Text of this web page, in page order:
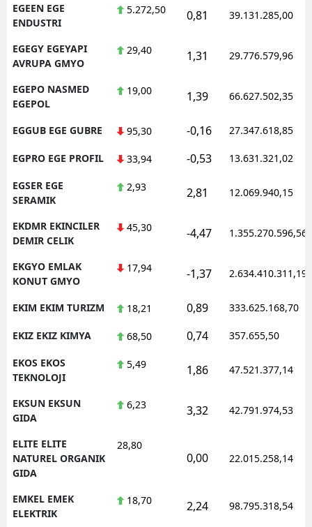
EGEEN EGE
ENDUSTRI
5.272,50 0,81 39.131.285,00
EGEGY EGEYAPI
AVRUPA GMYO
29,40 1,31 29.776.579,96
EGEPO NASMED
EGEPOL
19,00 1,39 66.627.502,35
EGGUB EGE GUBRE 95,30 -0,16 27.347.618,85
EGPRO EGE PROFIL 33,94 -0,53 13.631.321,02
EGSER EGE
SERAMIK
2,93 2,81 12.069.940,15
EKDMR EKINCILER
DEMIR CELIK
45,30 -4,47 1.355.270.596,56
EKGYO EMLAK
KONUT GMYO
17,94 -1,37 2.634.410.311,19
EKIM EKIM TURIZM 18,21 0,89 333.625.168,70
EKIZ EKIZ KIMYA 68,50 0,74 357.655,50
EKOS EKOS
TEKNOLOJI
5,49 1,86 47.521.377,14
EKSUN EKSUN
GIDA
6,23 3,32 42.791.974,53
ELITE ELITE
NATUREL ORGANIK
GIDA
28,80
0,00 22.015.258,14
EMKEL EMEK
ELEKTRIK
18,70 2,24 98.795.318,54